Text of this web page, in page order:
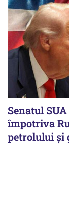
Senatul
împotriva
petrolului și